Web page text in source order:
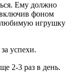
Ему должно
фоном
любимую игрушку
успехи.
2-3 раз в день.